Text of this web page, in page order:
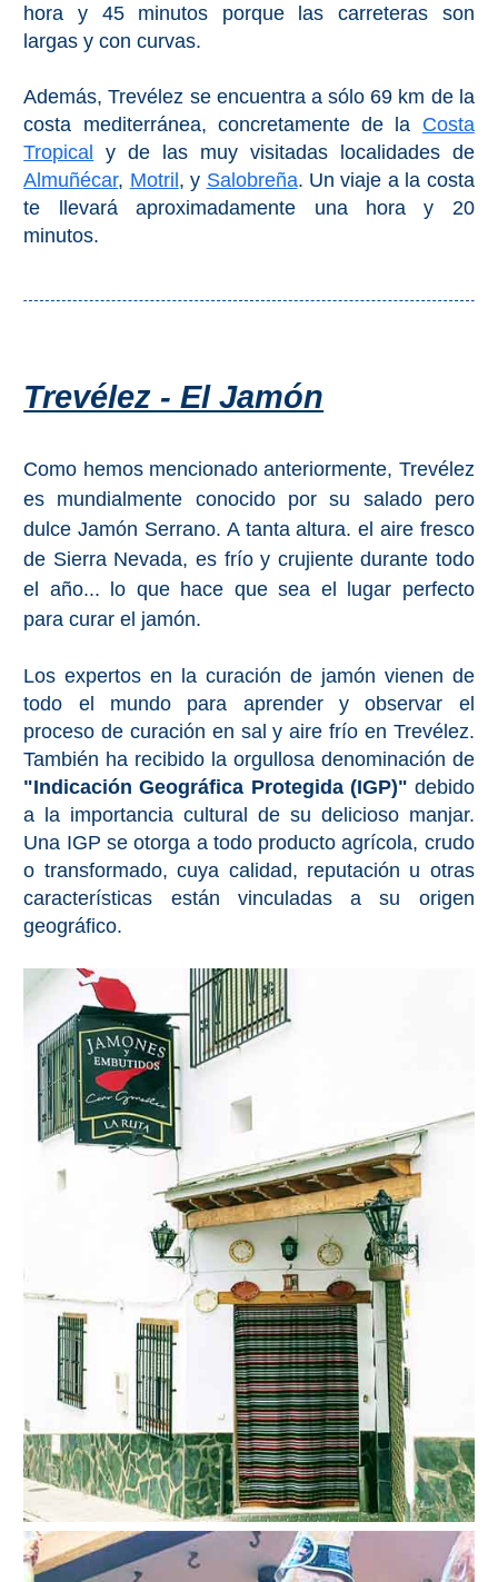
El Torcal de Antequera
LOS
MEJORES
LUGARES
Top Hoteles
Apartmentos
Villas
Campings
LOS
ALOJAMIENTOS
➜
GRANADA
Hoteles Boutique
Hoteles con Piscina
PLANIFIQUE
SU
VIAJE
Restaurantes
Mapas
RECOMENDACIONES
DE
VIAJE
➜
hora y 45 minutos porque las carreteras son
largas y con curvas.
Además, Trevélez se encuentra a sólo 69 km de la
costa mediterránea, concretamente de la Costa
Tropical
y de las muy visitadas localidades de
Almuñécar, Motril , y Salobreña. Un viaje a la costa
te llevará aproximadamente una hora y 20
minutos.
Trevélez - El Jamón
Como hemos mencionado anteriormente, Trevélez
es mundialmente conocido por su salado pero
dulce Jamón Serrano. A tanta altura. el aire fresco
de Sierra Nevada, es frío y crujiente durante todo
el año... lo que hace que sea el lugar perfecto
para curar el jamón.
Los expertos en la curación de jamón vienen de
todo el mundo para aprender y observar el
proceso de curación en sal y aire frío en Trevélez.
También ha recibido la orgullosa denominación de
"Indicación Geográfica Protegida (IGP)" debido
a la importancia cultural de su delicioso manjar.
Una IGP se otorga a todo producto agrícola, crudo
o transformado, cuya calidad, reputación u otras
características están vinculadas a su origen
geográfico.